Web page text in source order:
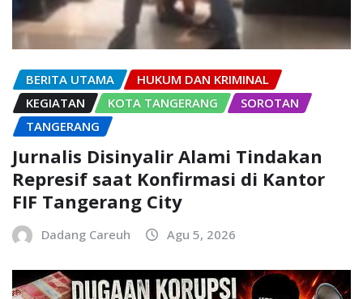
BERITA UTAMA
HUKUM DAN KRIMINAL
KEGIATAN
KOTA TANGERANG
SOROTAN
TANGERANG
Jurnalis Disinyalir Alami Tindakan
Represif saat Konfirmasi di Kantor
FIF Tangerang City
Dadang Careuh Agu 5, 2026